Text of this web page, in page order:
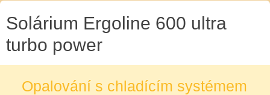
Solárium Ergoline 600 ultra
turbo power
Opalování s chladícím systémem